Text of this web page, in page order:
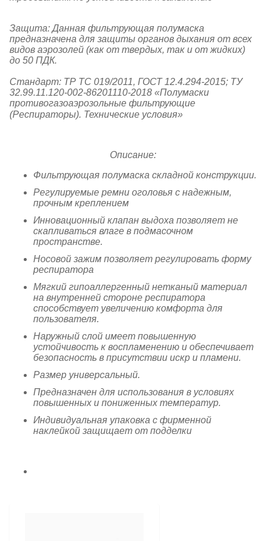
Защита: Данная фильтрующая полумаска
предназначена для защиты органов дыхания от всех
видов аэрозолей (как от твердых, так и от жидких)
до 50 ПДК.
Стандарт: ТР ТС 019/2011, ГОСТ 12.4.294-2015; ТУ
32.99.11.120-002-86201110-2018 «Полумаски
противогазоаэрозольные фильтрующие
(Респираторы). Технические условия»
Описание:
Фильтрующая полумаска складной конструкции.
Регулируемые ремни оголовья с надежным,
прочным креплением
Инновационный клапан выдоха позволяет не
скапливаться влаге в подмасочном
пространстве.
Носовой зажим позволяет регулировать форму
респиратора
Мягкий гипоаллергенный нетканый материал
на внутренней стороне респиратора
способствует увеличению комфорта для
пользователя.
Наружный слой имеет повышенную
устойчивость к воспламенению и обеспечивает
безопасность в присутствии искр и пламени.
Размер универсальный.
Предназначен для использования в условиях
повышенных и пониженных температур.
Индивидуальная упаковка с фирменной
наклейкой защищает от подделки